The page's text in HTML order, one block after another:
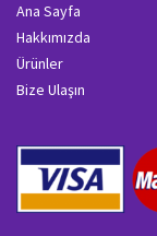
Ana Sayfa
Hakkımızda
Ürünler
Bize Ulaşın